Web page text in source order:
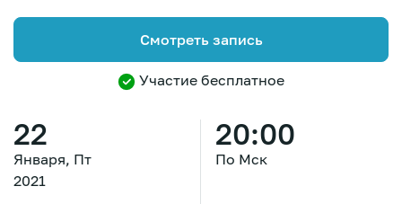
22
Января, Пт
2021
20:00
По Мск
Смотреть запись
Участие бесплатное